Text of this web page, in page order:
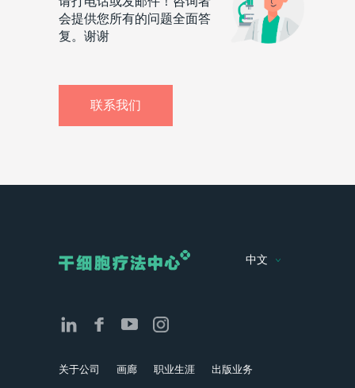
会提供您所有的问题全面答
复。谢谢
联系我们
中文
关于公司 画廊 职业生涯 出版业务